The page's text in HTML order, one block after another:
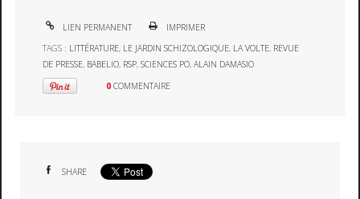
LIEN PERMANENT
IMPRIMER
TAGS : LITTÉRATURE, LE JARDIN SCHIZOLOGIQUE, LA VOLTE, REVUE
DE PRESSE, BABELIO, RSP,SCIENCES PO,ALAIN DAMASIO
0 COMMENTAIRE
SHARE